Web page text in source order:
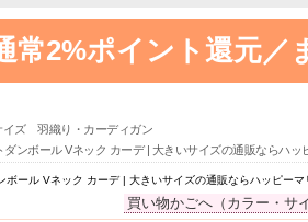
常2%ポイント還元／
イズ 羽織り・カーディガン
ンボール Vネック カーデ | 大きいサイズの通販ならハッ
ール Vネック カーデ | 大きいサイズの通販ならハッピーマ
買い物かごへ（カラー・サ